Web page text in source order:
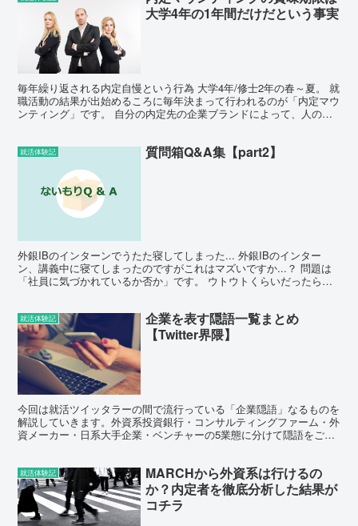
大学4年の1年間だけだという事実
毎年繰り返される内定自慢という行為 大学4年/修士2年の春～夏。 就
職活動の結果が出始めるころに毎年決まって行われるのが「内定マウ
ンティング」です。 自分の内定先の企業ブランドによって、人の優
就活体験記 質問箱Q&A集【part2】
外銀IBのインターンでうたた寝してしまった... 外銀IBのインター
ン、講義中に寝てしまったのですがこれはマズいですか...？ 問題は
「社員に気づかれているか否か」です。 ウトウトくらいだったらま
就活体験記
企業を表す隠語一覧まとめ
【Twitter界隈】
今回は就活ツイッタラーの間で流行っている「企業隠語」なるものを
解説していきます。外資系投資銀行・コンサルティングファーム・外
資メーカー・日系大手企業・ベンチャーの5業態に分けて隠語をご紹
就活体験記
MARCHから外資系は行けるの
か？内定者を徹底分析した結果が
コチラ